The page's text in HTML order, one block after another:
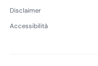
Disclaimer
Accessibilità